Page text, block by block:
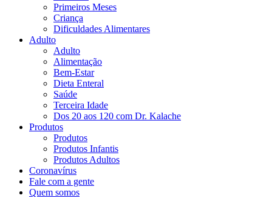
Primeiros Meses
Criança
Dificuldades Alimentares
Adulto
Adulto
Alimentação
Bem-Estar
Dieta Enteral
Saúde
Terceira Idade
Dos 20 aos 120 com Dr. Kalache
Produtos
Produtos
Produtos Infantis
Produtos Adultos
Coronavírus
Fale com a gente
Quem somos